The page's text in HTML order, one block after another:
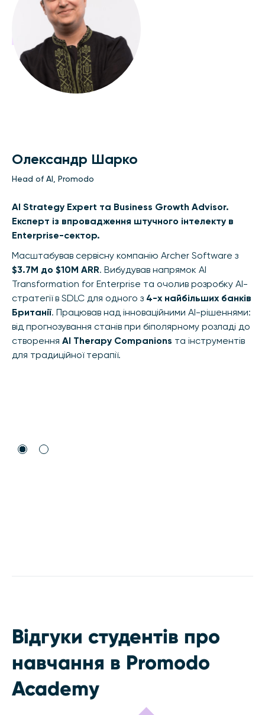
Олександр Шарко
Head of Al, Promodo
AI Strategy Expert та Business Growth Advisor.
Експерт із впровадження штучного інтелекту в
Enterprise-сектор.
Масштабував сервісну компанію Archer Software з
$3.7M до $10M ARR. Вибудував напрямок AI
Transformation for Enterprise та очолив розробку AI-
стратегії в SDLC для одного з 4-х найбільших банків
Британії. Працював над інноваційними AI-рішеннями:
від прогнозування станів при біполярному розладі до
створення AI Therapy Companions та інструментів
для традиційної терапії.
Відгуки студентів про
навчання в Promodo
Academy